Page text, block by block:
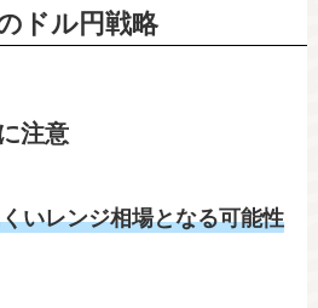
ドル円戦略
注意
いレンジ相場となる可能性